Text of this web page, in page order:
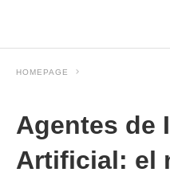
HOMEPAGE
Agentes de
Artificial: el